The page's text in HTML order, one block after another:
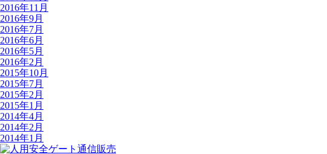
2016年11月
2016年9月
2016年7月
2016年6月
2016年5月
2016年2月
2015年10月
2015年7月
2015年2月
2015年1月
2014年4月
2014年2月
2014年1月